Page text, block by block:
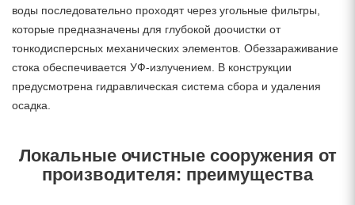
воды последовательно проходят через угольные фильтры,
которые предназначены для глубокой доочистки от
тонкодисперсных механических элементов. Обеззараживание
стока обеспечивается УФ-излучением. В конструкции
предусмотрена гидравлическая система сбора и удаления
осадка.
Локальные очистные сооружения от
производителя: преимущества